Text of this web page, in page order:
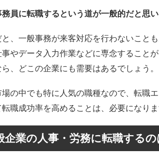
員に転職するという道が一般的だと思い
、一般事務が来客対応を行わないこと
やデータ入力作業などに専念すること
、どこの企業にも需要はあるでしょう。
の中でも特に人気の職種なので、転職
職成功率を高めることは、必要になりま
企業の人事・労務に転職するの